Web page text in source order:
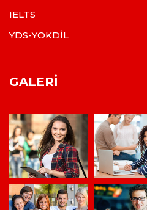
IELTS
YDS-YÖKDİL
GALERI